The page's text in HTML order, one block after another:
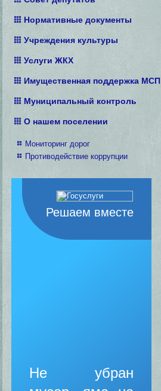
Нормативные документы
Учреждения культуры
Услуги ЖКХ
Имущественная поддержка МСП
Муниципальный контроль
О нашем поселении
Мониторинг дорог
Противодействие коррупции
Решаем вместе
Не убран